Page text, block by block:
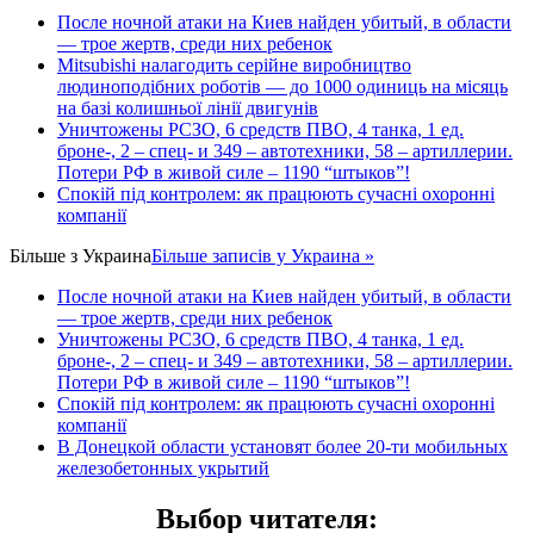
После ночной атаки на Киев найден убитый, в области
— трое жертв, среди них ребенок
Mitsubishi налагодить серійне виробництво
людиноподібних роботів — до 1000 одиниць на місяць
на базі колишньої лінії двигунів
Уничтожены РСЗО, 6 средств ПВО, 4 танка, 1 ед.
броне-, 2 – спец- и 349 – автотехники, 58 – артиллерии.
Потери РФ в живой силе – 1190 “штыков”!
Спокій під контролем: як працюють сучасні охоронні
компанії
Більше з УкраинаБільше записів у Украина »
После ночной атаки на Киев найден убитый, в области
— трое жертв, среди них ребенок
Уничтожены РСЗО, 6 средств ПВО, 4 танка, 1 ед.
броне-, 2 – спец- и 349 – автотехники, 58 – артиллерии.
Потери РФ в живой силе – 1190 “штыков”!
Спокій під контролем: як працюють сучасні охоронні
компанії
В Донецкой области установят более 20-ти мобильных
железобетонных укрытий
Выбор читателя: